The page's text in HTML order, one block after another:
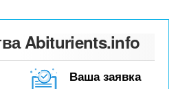
Abiturients.info
Ваша заявка